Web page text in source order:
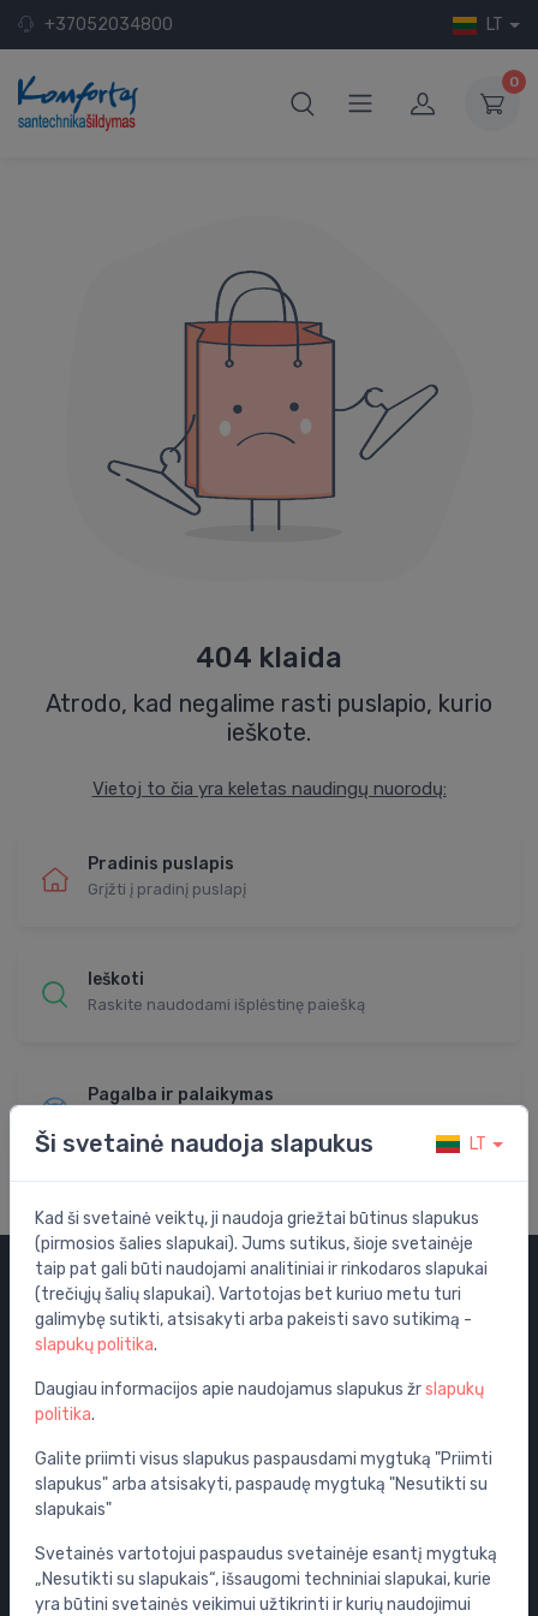
+37052034800 LT
0
404 klaida
Atrodo, kad negalime rasti puslapio, kurio
ieškote.
Vietoj to čia yra keletas naudingų nuorodų:
Pradinis puslapis
Grįžti į pradinį puslapį
Ieškoti
Raskite naudodami išplėstinę paiešką
Pagalba ir palaikymas
Kategorijos
Išpardavimas
Vandens maišytuvai
WC puodai
Vonios
Dušo kabinos
Vonios aksesuarai
Baldai
Potinkinės sistemos
Ši svetainė naudoja slapukus LT
Kad ši svetainė veiktų, ji naudoja griežtai būtinus slapukus
(pirmosios šalies slapukai). Jums sutikus, šioje svetainėje
taip pat gali būti naudojami analitiniai ir rinkodaros slapukai
(trečiųjų šalių slapukai). Vartotojas bet kuriuo metu turi
galimybę sutikti, atsisakyti arba pakeisti savo sutikimą -
slapukų politika.
Daugiau informacijos apie naudojamus slapukus žrslapukų
politika.
Galite priimti visus slapukus paspausdami mygtuką "Priimti
slapukus" arba atsisakyti, paspaudę mygtuką "Nesutikti su
slapukais"
Svetainės vartotojui paspaudus svetainėje esantį mygtuką
„Nesutikti su slapukais“, išsaugomi techniniai slapukai, kurie
yra būtini svetainės veikimui užtikrinti ir kurių naudojimui